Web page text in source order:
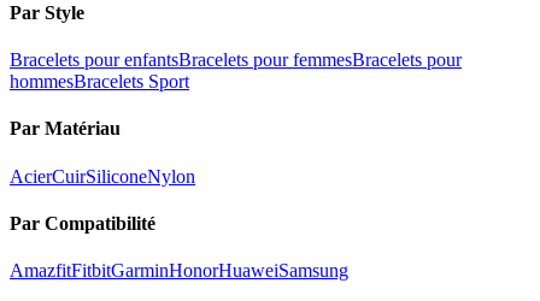
Par Style
Bracelets pour enfantsBracelets pour femmesBracelets pour
hommesBracelets Sport
Par Matériau
AcierCuirSiliconeNylon
Par Compatibilité
AmazfitFitbitGarminHonorHuaweiSamsung